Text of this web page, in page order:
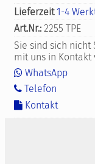
Lieferzeit 1-4
Art.Nr.: 2255 TPE
Sie sind sich nicht
mit uns in Kontakt
WhatsApp
Telefon
Kontakt